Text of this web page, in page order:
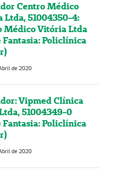
Centro Médico
Ltda, 51004350-4:
Médico Vitória Ltda
Fantasia: Policlínica
de 2020
Vipmed Clínica
51004349-0
Fantasia: Policlínica
de 2020